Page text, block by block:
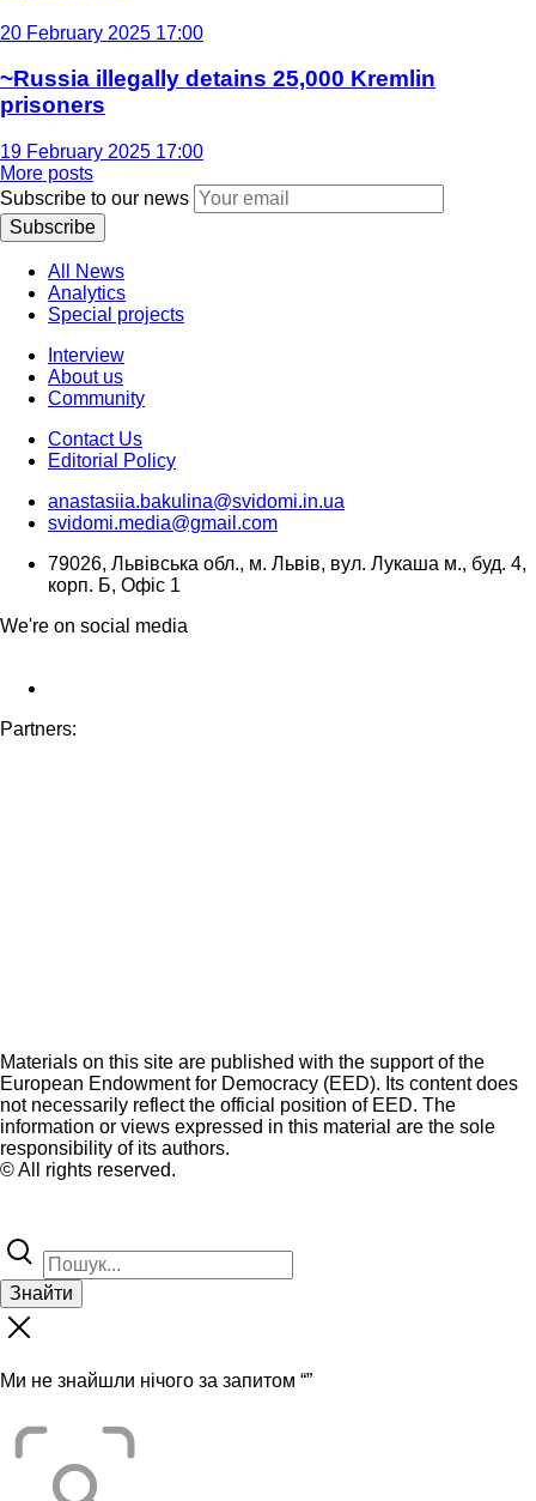
20 February 2025 17:00
~Russia illegally detains 25,000 Kremlin
prisoners
19 February 2025 17:00
More posts
Subscribe to our news
Subscribe
All News
Analytics
Special projects
Interview
About us
Community
Contact Us
Editorial Policy
anastasiia.bakulina@svidomi.in.ua
svidomi.media@gmail.com
79026, Львівська обл., м. Львів, вул. Лукаша м., буд. 4,
корп. Б, Офіс 1
We're on social media
Partners:
Materials on this site are published with the support of the
European Endowment for Democracy (EED). Its content does
not necessarily reflect the official position of EED. The
information or views expressed in this material are the sole
responsibility of its authors.
© All rights reserved.
Знайти
Ми не знайшли нічого за запитом “”